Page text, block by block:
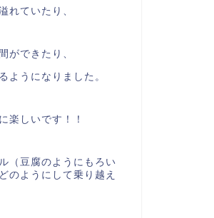
れていたり、
ができたり、
ようになりました。
楽しいです！！
（豆腐のようにもろい
のようにして乗り越え